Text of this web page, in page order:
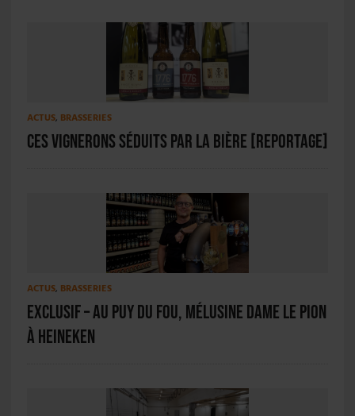
ACTUS, BRASSERIES
Ces vignerons séduits par la bière [REPORTAGE]
ACTUS, BRASSERIES
EXCLUSIF – Au Puy du Fou, Mélusine dame le pion
à Heineken